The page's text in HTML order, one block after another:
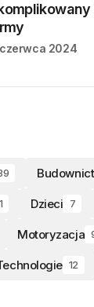
2024
Dzieci 7
Motoryzacja
12